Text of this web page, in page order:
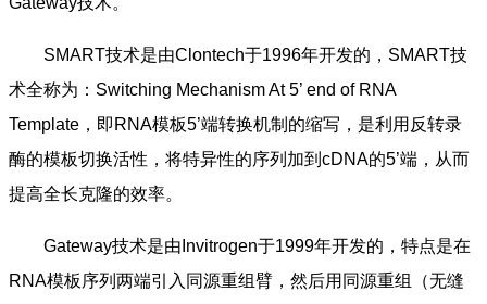
SMART技术是由Clontech于1996年开发的，SMART技
术全称为：Switching Mechanism At 5’ end of RNA
Template，即RNA模板5’端转换机制的缩写，是利用反转录
酶的模板切换活性，将特异性的序列加到cDNA的5’端，从而
提高全长克隆的效率。
Gateway技术是由Invitrogen于1999年开发的，特点是在
RNA模板序列两端引入同源重组臂，然后用同源重组（无缝